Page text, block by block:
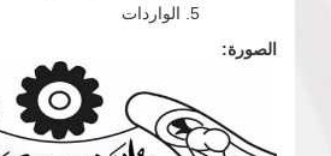
الواردات
الصورة: